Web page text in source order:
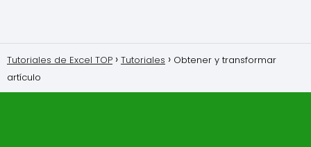
Tutoriales de Excel TOP Tutoriales
Obtener y transformar
artículo